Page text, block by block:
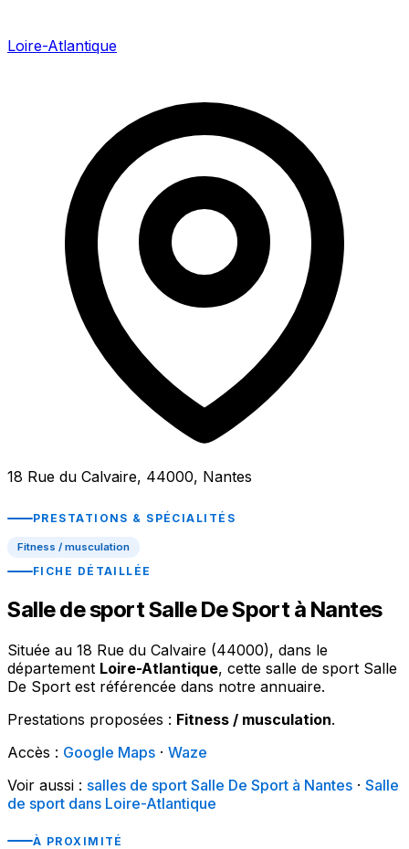
Loire-Atlantique
18 Rue du Calvaire, 44000, Nantes
PRESTATIONS & SPÉCIALITÉS
Fitness / musculation
FICHE DÉTAILLÉE
Salle de sport Salle De Sport à Nantes
Située au 18 Rue du Calvaire (44000), dans le
département Loire-Atlantique, cette salle de sport Salle
De Sport est référencée dans notre annuaire.
Prestations proposées : Fitness / musculation.
Accès : Google Maps · Waze
Voir aussi : salles de sport Salle De Sport à Nantes · Salle
de sport dans Loire-Atlantique
À PROXIMITÉ